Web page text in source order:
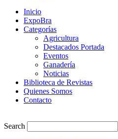
Inicio
ExpoBra
Categorías
Agricultura
Destacados Portada
Eventos
Ganadería
Noticias
Biblioteca de Revistas
Quienes Somos
Contacto
Search